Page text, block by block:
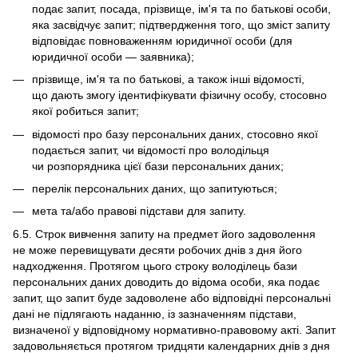
подає запит, посада, прізвище, ім'я та по батькові особи,
яка засвідчує запит; підтвердження того, що зміст запиту
відповідає повноваженням юридичної особи (для
юридичної особи — заявника);
прізвище, ім'я та по батькові, а також інші відомості,
що дають змогу ідентифікувати фізичну особу, стосовно
якої робиться запит;
відомості про базу персональних даних, стосовно якої
подається запит, чи відомості про володільця
чи розпорядника цієї бази персональних даних;
перелік персональних даних, що запитуються;
мета та/або правові підстави для запиту.
6.5. Строк вивчення запиту на предмет його задоволення
не може перевищувати десяти робочих днів з дня його
надходження. Протягом цього строку володілець бази
персональних даних доводить до відома особи, яка подає
запит, що запит буде задоволене або відповідні персональні
дані не підлягають наданню, із зазначенням підстави,
визначеної у відповідному нормативно-правовому акті. Запит
задовольняється протягом тридцяти календарних днів з дня